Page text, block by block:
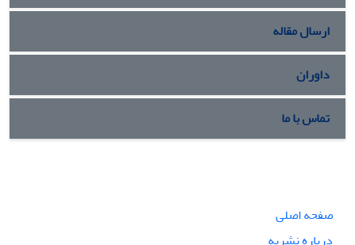
ارسال مقاله
داوران
تماس با ما
صفحه اصلی
درباره نشریه